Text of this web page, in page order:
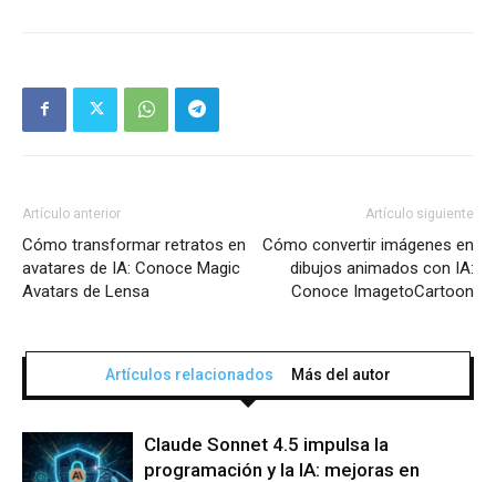
Artículo anterior
Cómo transformar retratos en
avatares de IA: Conoce Magic
Avatars de Lensa
Artículo siguiente
Cómo convertir imágenes en
dibujos animados con IA:
Conoce ImagetoCartoon
Artículos relacionados Más del autor
Claude Sonnet 4.5 impulsa la
programación y la IA: mejoras en